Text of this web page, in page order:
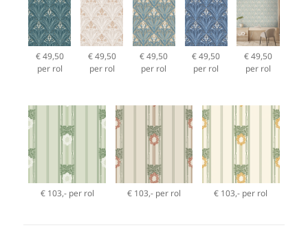
€ 49,50
per rol
€ 49,50
per rol
€ 49,50
per rol
€ 49,50
per rol
€ 49,50
per rol
€ 103,- per rol € 103,- per rol € 103,- per rol